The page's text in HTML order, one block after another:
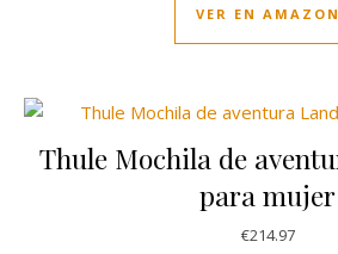
VER EN AMAZON
Thule Mochila de
para mujer
€214.97